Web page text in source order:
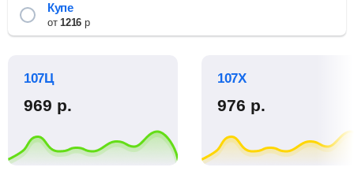
Купе
от1216р
107Ц
969 р.
107Х
976 р.